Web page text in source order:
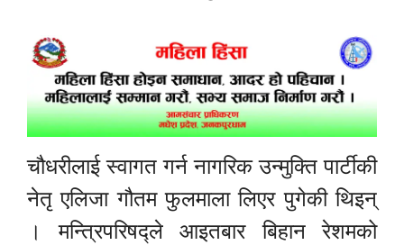
चौधरीलाई स्वागत गर्न नागरिक उन्मुक्ति पार्टीकी
नेतृ एलिजा गौतम फुलमाला लिएर पुगेकी थिइन्
। मन्त्रिपरिषद्ले आइतबार बिहान रेशमको